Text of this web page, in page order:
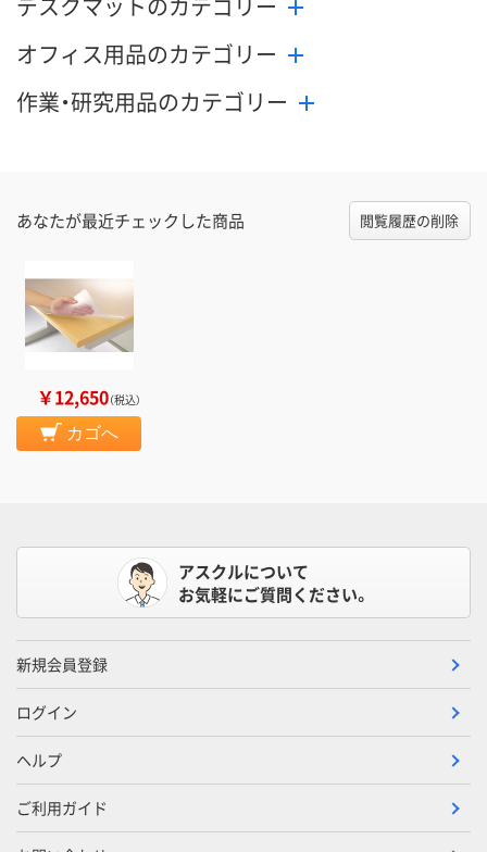
オフィス用品のカテゴリー
作業・研究用品のカテゴリー
あなたが最近チェックした商品 閲覧履歴の削除
￥12,650（税込）
カゴへ
アスクルについて
お気軽にご質問ください。
新規会員登録
ログイン
ヘルプ
ご利用ガイド